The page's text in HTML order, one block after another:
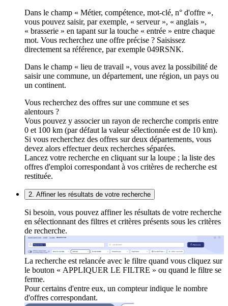
Dans le champ « Métier, compétence, mot-clé, n° d'offre »,
vous pouvez saisir, par exemple, « serveur », « anglais »,
« brasserie » en tapant sur la touche « entrée » entre chaque
mot. Vous recherchez une offre précise ? Saisissez
directement sa référence, par exemple 049RSNK.
Dans le champ « lieu de travail », vous avez la possibilité de
saisir une commune, un département, une région, un pays ou
un continent.
Vous recherchez des offres sur une commune et ses
alentours ?
Vous pouvez y associer un rayon de recherche compris entre
0 et 100 km (par défaut la valeur sélectionnée est de 10 km).
Si vous recherchez des offres sur deux départements, vous
devez alors effectuer deux recherches séparées.
Lancez votre recherche en cliquant sur la loupe ; la liste des
offres d'emploi correspondant à vos critères de recherche est
restituée.
2. Affiner les résultats de votre recherche
Si besoin, vous pouvez affiner les résultats de votre recherche
en sélectionnant des filtres et critères présents sous les critères
de recherche.
La recherche est relancée avec le filtre quand vous cliquez sur
le bouton « APPLIQUER LE FILTRE » ou quand le filtre se
ferme.
Pour certains d'entre eux, un compteur indique le nombre
d'offres correspondant.